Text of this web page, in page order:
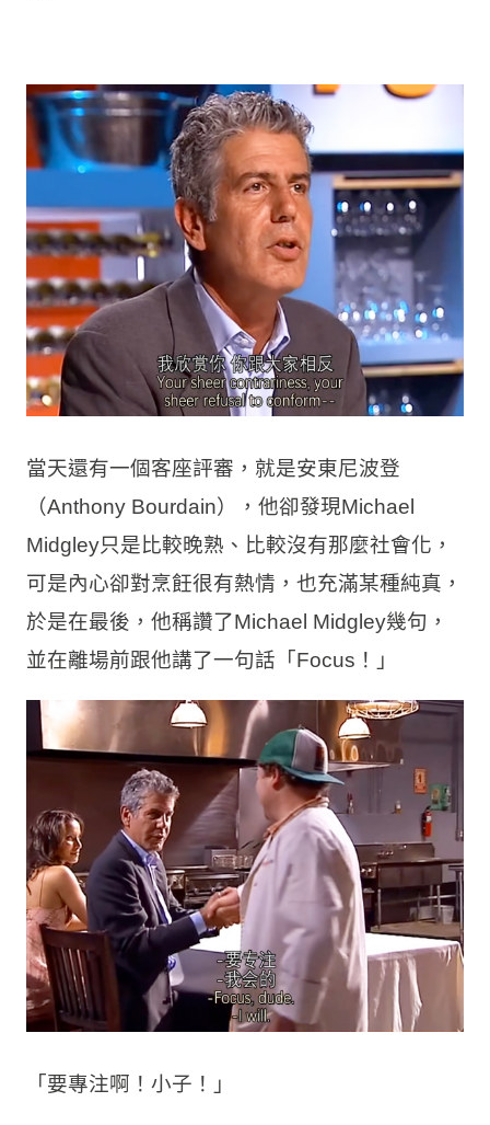
當天還有一個客座評審，就是安東尼波登
（Anthony Bourdain），他卻發現Michael
Midgley只是比較晚熟、比較沒有那麼社會化，
可是內心卻對烹飪很有熱情，也充滿某種純真，
於是在最後，他稱讚了Michael Midgley幾句，
並在離場前跟他講了一句話「Focus！」